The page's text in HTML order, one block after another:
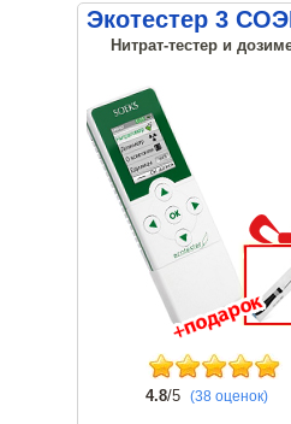
Экотестер 3
Нитрат-тестер и
4.8/5 (38 оценок)